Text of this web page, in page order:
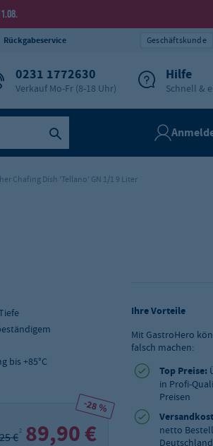
Rückgabeservice Geschäftskunde
0231 1772630
Verkauf Mo-Fr (8-18 Uhr)
Hilfe
Schnell &
Chafing Dish 'Tellano' GN 1/1 9 Liter
bis +85°C
-28 %
€2 89,90 €
Ihre Vorteile
Mit GastroHero
falsch machen:
Top Preise:
in Profi-
Preisen
netto